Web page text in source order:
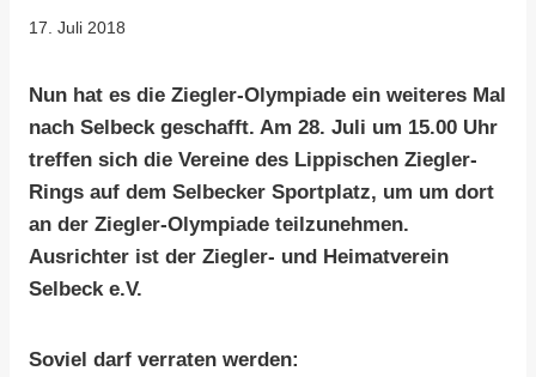
17. Juli 2018
Nun hat es die Ziegler-Olympiade ein weiteres Mal
nach Selbeck geschafft. Am 28. Juli um 15.00 Uhr
treffen sich die Vereine des Lippischen Ziegler-
Rings auf dem Selbecker Sportplatz, um um dort
an der Ziegler-Olympiade teilzunehmen.
Ausrichter ist der Ziegler- und Heimatverein
Selbeck e.V.
Soviel darf verraten werden: